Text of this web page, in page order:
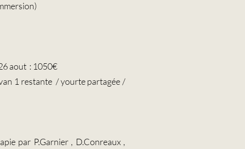
aout : 1050€
1 restante / yourte partagée /
par P.Garnier , D.Conreaux ,